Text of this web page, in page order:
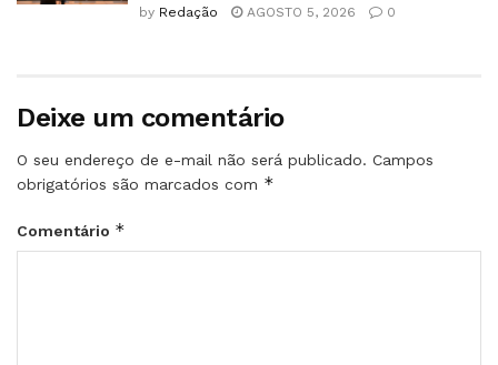
by Redação AGOSTO 5, 2026 0
Deixe um comentário
O seu endereço de e-mail não será publicado. Campos
obrigatórios são marcados com *
Comentário *